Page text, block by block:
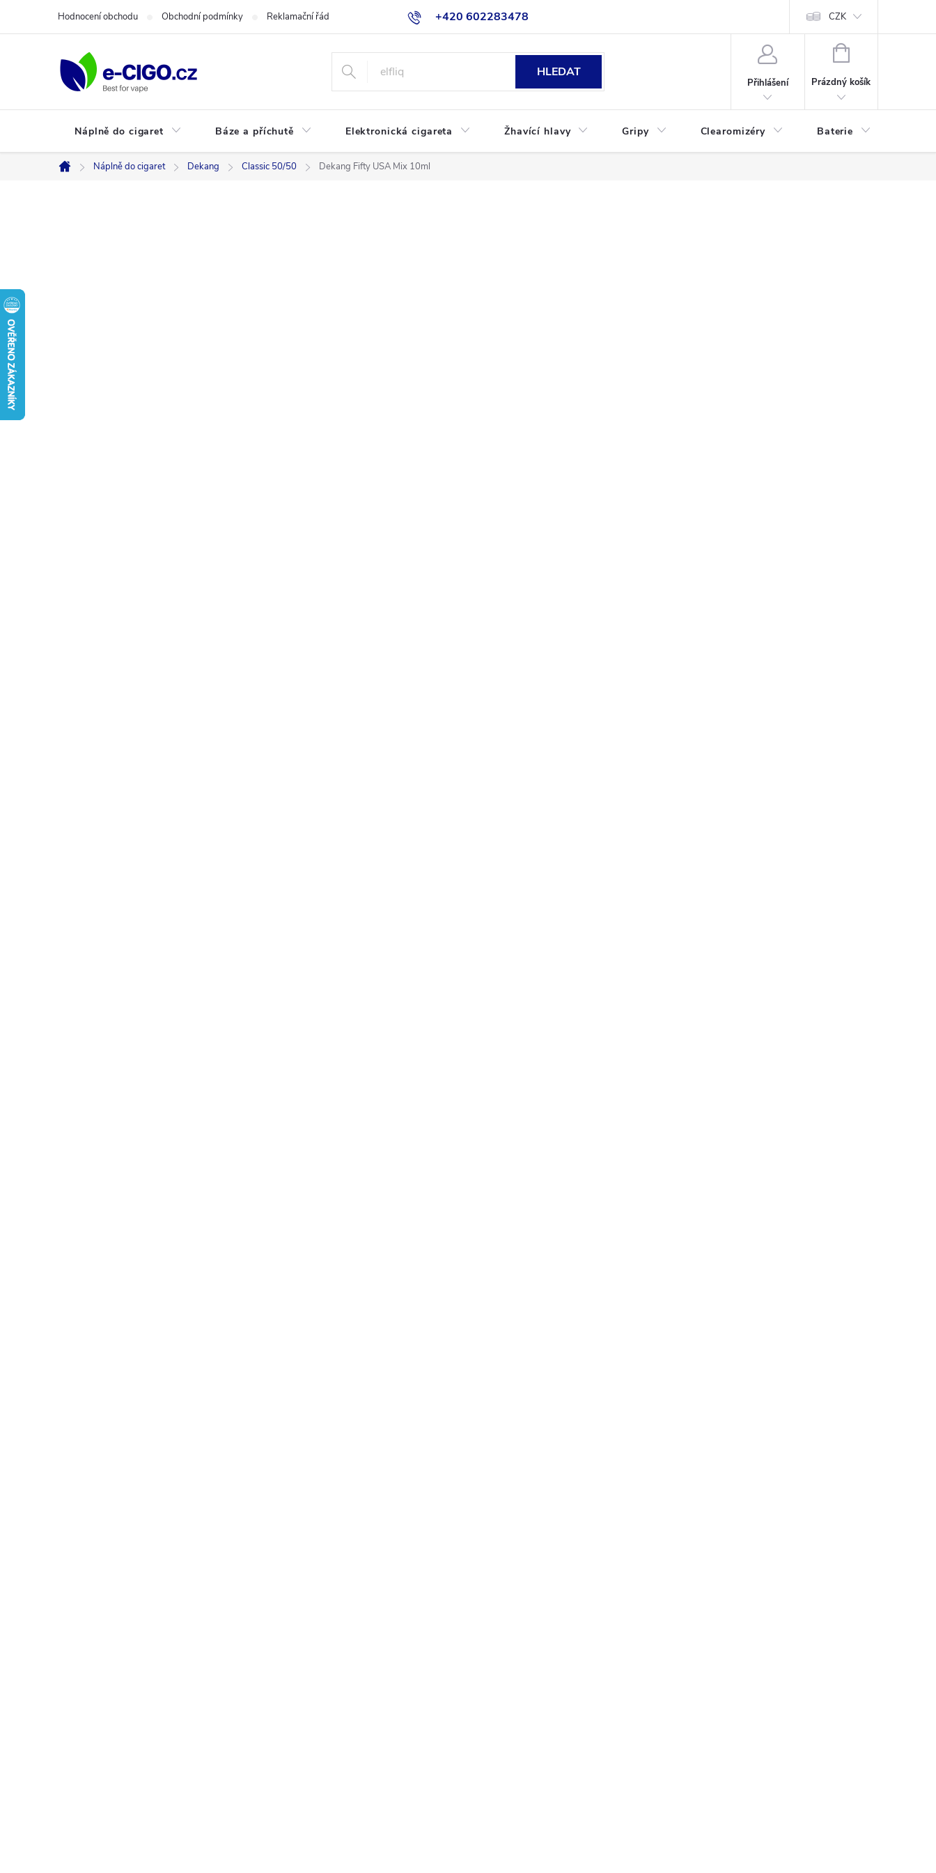
+420 602283478
Hodnocení obchodu Obchodní podmínky Reklamační řád Jak nakupovat CZK
HLEDAT
Přihlášení
NÁKUPNÍ
Prázdný košík
Náplně do cigaret Báze a příchutě Elektronická cigareta Žhavící hlavy Gripy Clearomizéry Baterie
Domů
Náplně do cigaret Dekang Classic 50/50 Dekang Fifty USA Mix 10ml